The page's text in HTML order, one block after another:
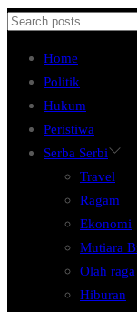
Home
Politik
Hukum
Peristiwa
Serba Serbi
Travel
Ragam
Ekonomi
Mutiara
Olah raga
Hiburan